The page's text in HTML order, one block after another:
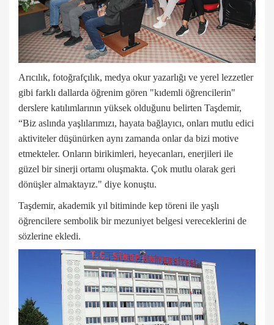
Arıcılık, fotoğrafçılık, medya okur yazarlığı ve yerel lezzetler
gibi farklı dallarda öğrenim gören "kıdemli öğrencilerin"
derslere katılımlarının yüksek olduğunu belirten Taşdemir,
“Biz aslında yaşlılarımızı, hayata bağlayıcı, onları mutlu edici
aktiviteler düşünürken aynı zamanda onlar da bizi motive
etmekteler. Onların birikimleri, heyecanları, enerjileri ile
güzel bir sinerji ortamı oluşmakta. Çok mutlu olarak geri
dönüşler almaktayız." diye konuştu.
Taşdemir, akademik yıl bitiminde kep töreni ile yaşlı
öğrencilere sembolik bir mezuniyet belgesi vereceklerini de
sözlerine ekledi.